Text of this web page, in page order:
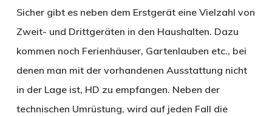
Sicher gibt es neben dem Erstgerät eine Vielzahl von
Zweit- und Drittgeräten in den Haushalten. Dazu
kommen noch Ferienhäuser, Gartenlauben etc., bei
denen man mit der vorhandenen Ausstattung nicht
in der Lage ist, HD zu empfangen. Neben der
technischen Umrüstung, wird auf jeden Fall die